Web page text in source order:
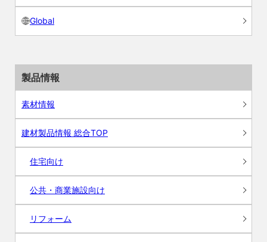
Global
製品情報
素材情報
建材製品情報 総合TOP
住宅向け
公共・商業施設向け
リフォーム